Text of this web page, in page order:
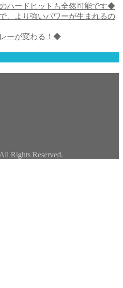
ハードヒットも全然可能です◆
、より強いパワーが生まれるの
ーが変わる！◆
Rights Reserved.